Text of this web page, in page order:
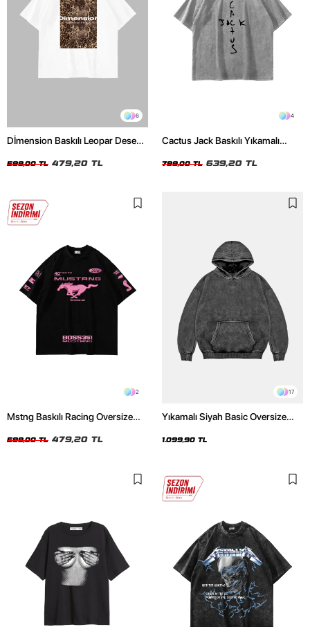
6
Dİmension Baskılı Leopar Desenli
Tshirt
599,00 TL 479,20 TL
4
Cactus Jack Baskılı Yıkamalı
799,00 TL 639,20 TL
2
Mstng Baskılı Racing Oversize
599,00 TL 479,20 TL
17
Yıkamalı Siyah Basic Oversize
1.099,90 TL